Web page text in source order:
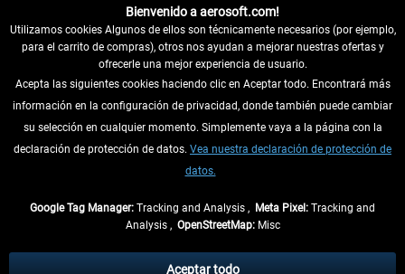
DESISTIR DEL CONTRATO
INFORMACIÓN
tasas de recepción si no se describe lo contrario
Bienvenido a aerosoft.com!
Utilizamos cookies Algunos de ellos son técnicamente necesarios (por ejemplo,
para el carrito de compras), otros nos ayudan a mejorar nuestras ofertas y
ofrecerle una mejor experiencia de usuario.
Acepta las siguientes cookies haciendo clic en Aceptar todo. Encontrará más
información en la configuración de privacidad, donde también puede cambiar
su selección en cualquier momento. Simplemente vaya a la página con la
declaración de protección de datos. Vea nuestra declaración de protección de
datos.
Google Tag Manager: Tracking and Analysis , Meta Pixel: Tracking and
Analysis , OpenStreetMap:Misc
Aceptar todo